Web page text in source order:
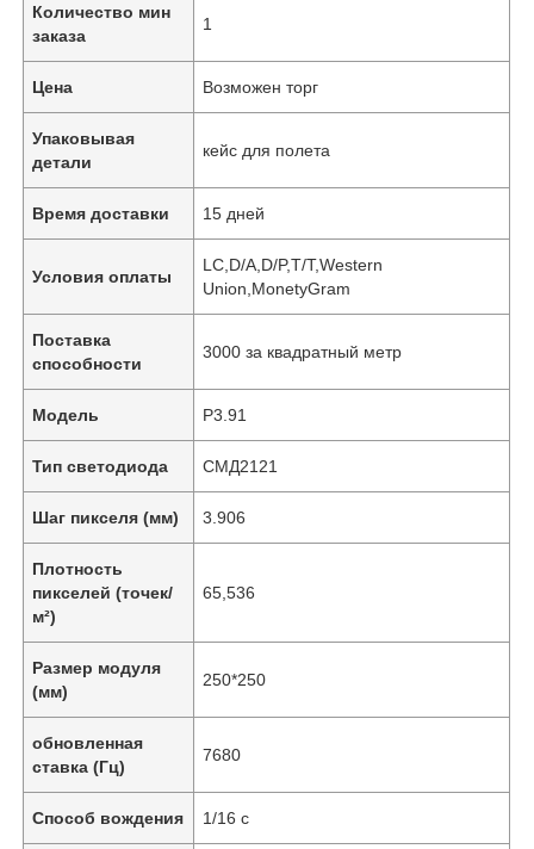
Количество мин
заказа
1
Цена Возможен торг
Упаковывая
детали
кейс для полета
Время доставки 15 дней
Условия оплаты
LC,D/A,D/P,T/T,Western
Union,MonetyGram
Поставка
способности
3000 за квадратный метр
Модель P3.91
Тип светодиода СМД2121
Шаг пикселя (мм) 3.906
Плотность
пикселей (точек/
м²)
65,536
Размер модуля
(мм)
250*250
обновленная
ставка (Гц)
7680
Способ вождения 1/16 с